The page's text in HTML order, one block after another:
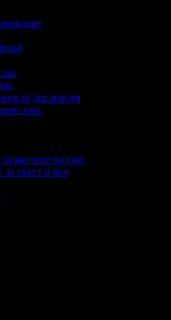
за дислексия
глас
ми чете на глас
текст в реч